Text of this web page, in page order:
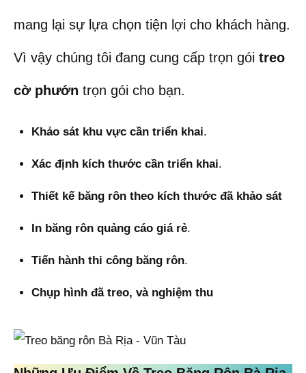
mang lại sự lựa chọn tiện lợi cho khách hàng.
Vì vậy chúng tôi đang cung cấp trọn gói treo
cờ phướn trọn gói cho bạn.
Khảo sát khu vực cần triển khai.
Xác định kích thước cần triển khai.
Thiết kế băng rôn theo kích thước đã khảo sát
In băng rôn quảng cáo giá rẻ.
Tiến hành thi công băng rôn.
Chụp hình đã treo, và nghiệm thu